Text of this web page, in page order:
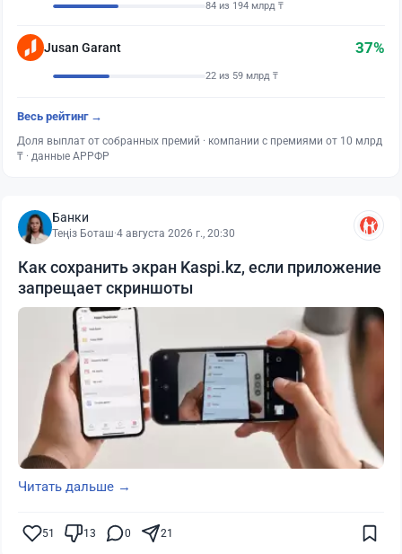
84 из 194 млрд ₸
Jusan Garant 37%
22 из 59 млрд ₸
Весь рейтинг →
Доля выплат от собранных премий · компании с премиями от 10 млрд
₸ · данные АРРФР
Банки
Теңіз Боташ·4 августа 2026 г., 20:30
Как сохранить экран Kaspi.kz, если приложение
запрещает скриншоты
Читать дальше →
51 13 0 21